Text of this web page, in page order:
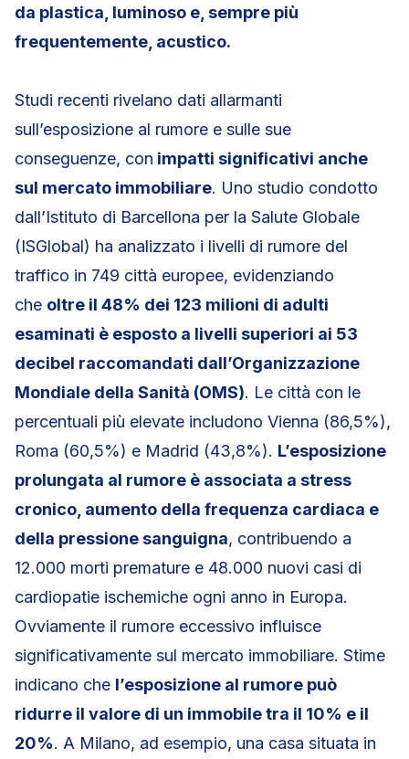
da plastica, luminoso e, sempre più
frequentemente, acustico.
Studi recenti rivelano dati allarmanti
sull’esposizione al rumore e sulle sue
conseguenze, con impatti significativi anche
sul mercato immobiliare.​ Uno studio condotto
dall’Istituto di Barcellona per la Salute Globale
(ISGlobal) ha analizzato i livelli di rumore del
traffico in 749 città europee, evidenziando
che oltre il 48% dei 123 milioni di adulti
esaminati è esposto a livelli superiori ai 53
decibel raccomandati dall’Organizzazione
Mondiale della Sanità (OMS). Le città con le
percentuali più elevate includono Vienna (86,5%),
Roma (60,5%) e Madrid (43,8%). L’esposizione
prolungata al rumore è associata a stress
cronico, aumento della frequenza cardiaca e
della pressione sanguigna, contribuendo a
12.000 morti premature e 48.000 nuovi casi di
cardiopatie ischemiche ogni anno in Europa.
Ovviamente il rumore eccessivo influisce
significativamente sul mercato immobiliare. Stime
indicano che l’esposizione al rumore può
ridurre il valore di un immobile tra il 10% e il
20%. A Milano, ad esempio, una casa situata in